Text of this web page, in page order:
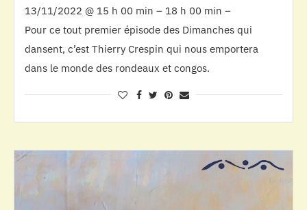
13/11/2022 @ 15 h 00 min – 18 h 00 min –
Pour ce tout premier épisode des Dimanches qui
dansent, c’est Thierry Crespin qui nous emportera
dans le monde des rondeaux et congos.